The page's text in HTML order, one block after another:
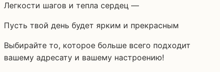
Легкости шагов и тепла сердец —
Пусть твой день будет ярким и прекрасным
Выбирайте то, которое больше всего подходит
вашему адресату и вашему настроению!